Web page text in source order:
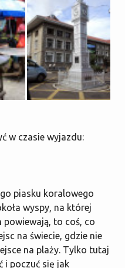
w czasie wyjazdu:
piasku koralowego
wyspy, na której
to coś, co
na świecie, gdzie nie
na plaży. Tylko tutaj
i poczuć się jak